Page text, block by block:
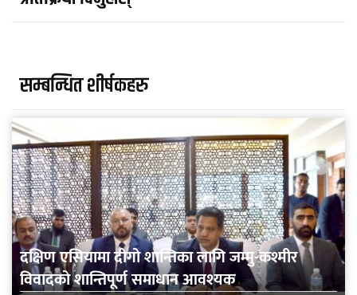
सम्बन्धित शीर्षकहरु
दक्षिण एसियामा दीगो शान्तिका लागि जम्मु-कश्मीर
विवादको शान्तिपूर्ण समाधान आवश्यक